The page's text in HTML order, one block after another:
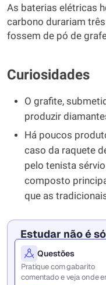
As baterias elétricas
carbono durariam
fossem de pó de
Curiosidades
O grafite,
produzir
Há poucos
caso da raquete
pelo tenista
composto
que as
Estudar não é
Questões
Pratique com gabarito
comentado e veja onde